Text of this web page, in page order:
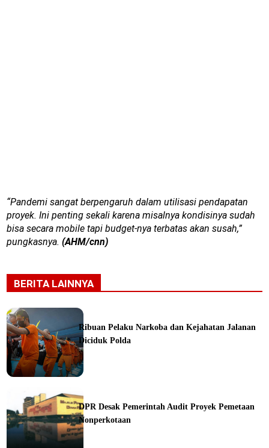
“Pandemi sangat berpengaruh dalam utilisasi pendapatan
proyek. Ini penting sekali karena misalnya kondisinya sudah
bisa secara mobile tapi budget-nya terbatas akan susah,”
pungkasnya. (AHM/cnn)
BERITA LAINNYA
Ribuan Pelaku Narkoba dan Kejahatan Jalanan
Diciduk Polda
DPR Desak Pemerintah Audit Proyek Pemetaan
Nonperkotaan